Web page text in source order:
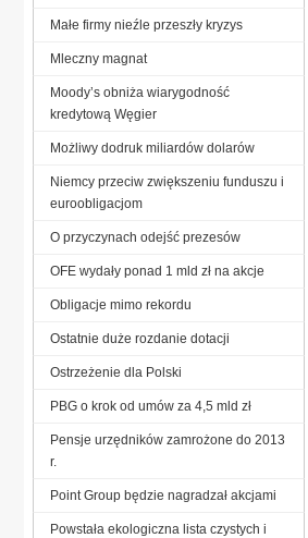
Małe firmy nieźle przeszły kryzys
Mleczny magnat
Moody’s obniża wiarygodność
kredytową Węgier
Możliwy dodruk miliardów dolarów
Niemcy przeciw zwiększeniu funduszu i
euroobligacjom
O przyczynach odejść prezesów
OFE wydały ponad 1 mld zł na akcje
Obligacje mimo rekordu
Ostatnie duże rozdanie dotacji
Ostrzeżenie dla Polski
PBG o krok od umów za 4,5 mld zł
Pensje urzędników zamrożone do 2013
r.
Point Group będzie nagradzał akcjami
Powstała ekologiczna lista czystych i